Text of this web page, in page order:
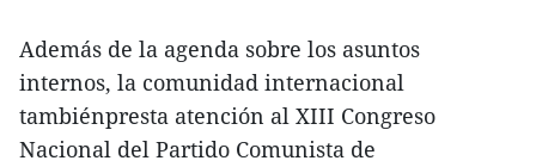
Además de la agenda sobre los asuntos
internos, la comunidad internacional
tambiénpresta atención al XIII Congreso
Nacional del Partido Comunista de